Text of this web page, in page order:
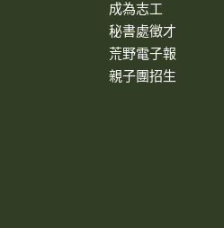
成為志工
秘書處徵才
荒野電子報
親子團招生